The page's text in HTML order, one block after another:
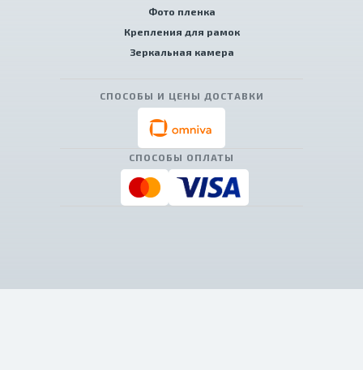
Фото пленка
Крепления для рамок
Зеркальная камера
СПОСОБЫ И ЦЕНЫ ДОСТАВКИ
СПОСОБЫ ОПЛАТЫ